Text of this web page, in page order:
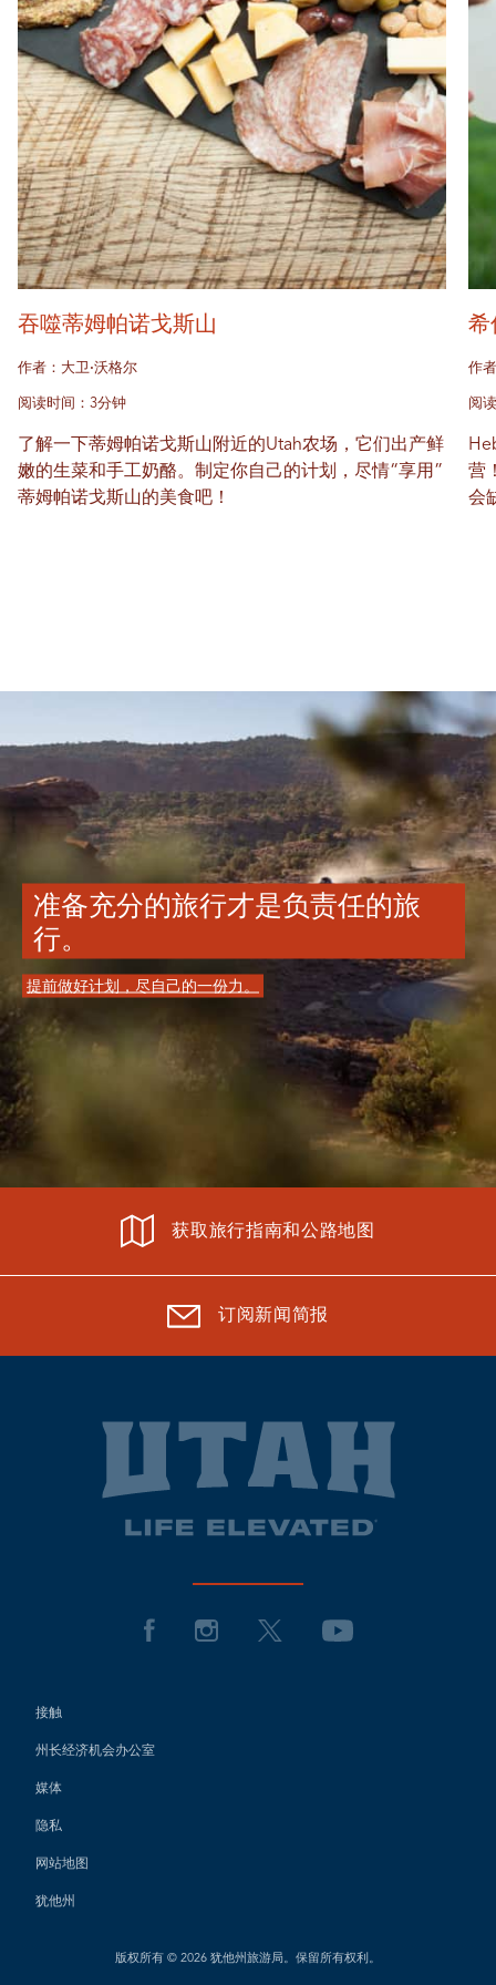
吞噬蒂姆帕诺戈斯山
作者：大卫·沃格尔
阅读时间：3分钟
了解一下蒂姆帕诺戈斯山附近的Utah农场，它们出产鲜
嫩的生菜和手工奶酪。制定你自己的计划，尽情“享用”
蒂姆帕诺戈斯山的美食吧！
希
作
阅
营
会
准备充分的旅行才是负责任的旅
行。
提前做好计划，尽自己的一份力。
获取旅行指南和公路地图
订阅新闻简报
接触
州长经济机会办公室
媒体
隐私
网站地图
犹他州
版权所有 © 2026 犹他州旅游局。保留所有权利。